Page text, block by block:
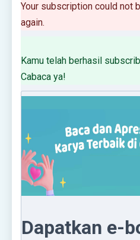
Your subscription could not
again.
Kamu telah berhasil
Cabaca ya!
Dapatkan e-